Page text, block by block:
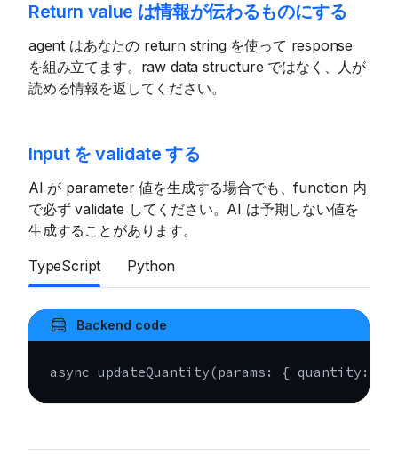
Return value は情報が伝わるものにする
agent はあなたの return string を使って response
を組み立てます。raw data structure ではなく、人が
読める情報を返してください。
Input を validate する
AI が parameter 値を生成する場合でも、function 内
で必ず validate してください。AI は予期しない値を
生成することがあります。
TypeScript
Python
Backend code
async updateQuantity(params : { quantity :